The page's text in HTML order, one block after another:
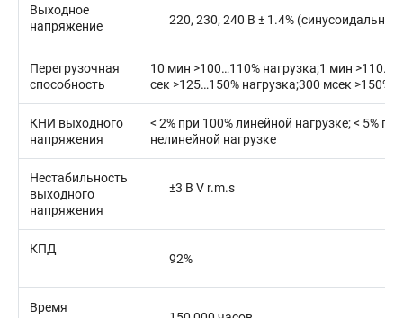
Выходное
напряжение
220, 230, 240 В ± 1.4%
Перегрузочная
способность
10 мин >100…110% нагрузка;1 мин
сек >125…150% нагрузка;300 мсек >150%
КНИ выходного
напряжения
< 2% при 100% линейной нагрузке; < 5%
нелинейной нагрузке
Нестабильность
выходного
напряжения
±3 В V r.m.s
КПД
92%
Время